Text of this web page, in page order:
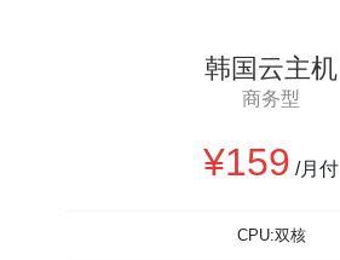
韩国云主机
商务型
¥159 /月付
CPU:双核